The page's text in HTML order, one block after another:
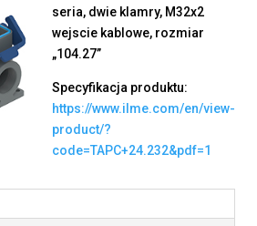
seria, dwie klamry, M32x2
wejscie kablowe, rozmiar
„104.27”
Specyfikacja produktu:
https://www.ilme.com/en/view-
product/?
code=TAPC+24.232&pdf=1